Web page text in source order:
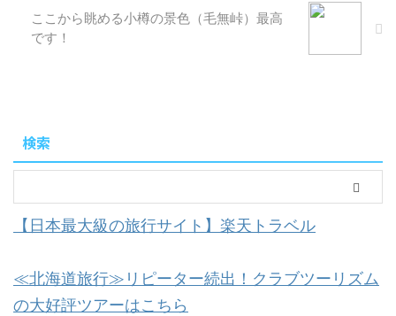
ここから眺める小樽の景色（毛無峠）最高
です！
検索
【日本最大級の旅行サイト】楽天トラベル
≪北海道旅行≫リピーター続出！クラブツーリズム
の大好評ツアーはこちら